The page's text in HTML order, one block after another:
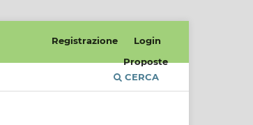
CERCA
Registrazione
Login
Proposte